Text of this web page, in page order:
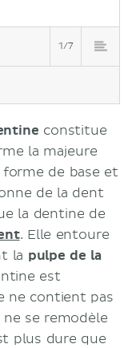
1/7
constitue
la majeure
de base et
de la dent
la dentine de
. Elle entoure
la pulpe de la
est
ne contient pas
se remodèle
plus dure que